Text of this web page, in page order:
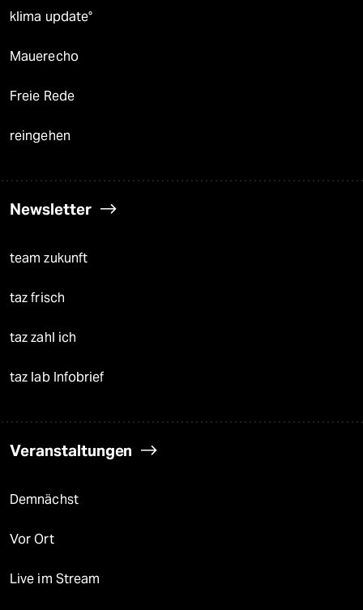
klima update°
Mauerecho
Freie Rede
reingehen
Newsletter
team zukunft
taz frisch
taz zahl ich
taz lab Infobrief
Veranstaltungen
Demnächst
Vor Ort
Live im Stream